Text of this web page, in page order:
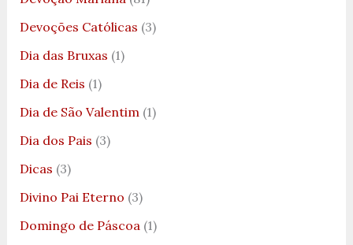
Devoções Católicas (3)
Dia das Bruxas (1)
Dia de Reis (1)
Dia de São Valentim(1)
Dia dos Pais (3)
Dicas (3)
Divino Pai Eterno (3)
Domingo de Páscoa(1)